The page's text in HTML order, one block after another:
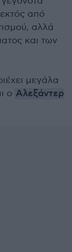
από
αλλά
και των
μεγάλα
ο Αλεξάντερ